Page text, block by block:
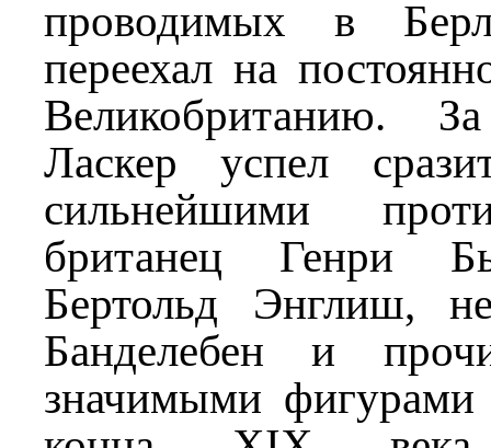
проводимых в
переехал на
Великобританию.
Ласкер успел
сильнейшими
британец Генри
Бертольд Энглиш,
Банделебен и
значимыми